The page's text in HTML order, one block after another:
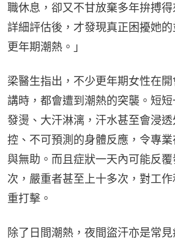
職休息，卻又不甘放棄多年拚搏
詳細評估後，才發現真正困擾她
更年期潮熱。」
梁醫生指出，不少更年期女性在
講時，都會遭到潮熱的突襲。短
發燙、大汗淋漓，汗水甚至會浸
控、不可預測的身體反應，令專
與無助。而且症狀一天內可能反
次，嚴重者甚至上十多次，對工
重打擊。
除了日間潮熱，夜間盜汗亦是常